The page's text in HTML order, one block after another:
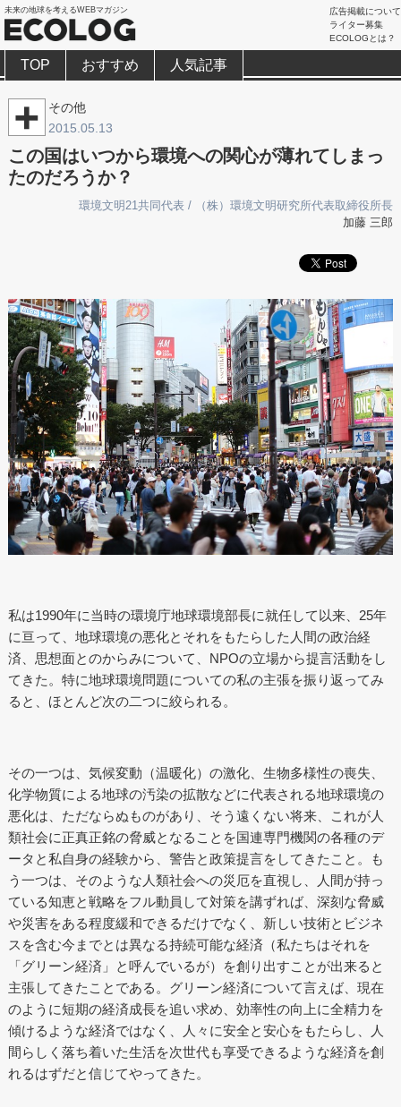
未来の地球を考えるWEBマガジン
広告掲載について
ライター募集
ECOLOGとは？
TOP おすすめ 人気記事
その他
2015.05.13
この国はいつから環境への関心が薄れてしまっ
たのだろうか？
環境文明21共同代表 / （株）環境文明研究所代表取締役所長
加藤 三郎
私は1990年に当時の環境庁地球環境部長に就任して以来、25年
に亘って、地球環境の悪化とそれをもたらした人間の政治経
済、思想面とのからみについて、NPOの立場から提言活動をし
てきた。特に地球環境問題についての私の主張を振り返ってみ
ると、ほとんど次の二つに絞られる。
その一つは、気候変動（温暖化）の激化、生物多様性の喪失、
化学物質による地球の汚染の拡散などに代表される地球環境の
悪化は、ただならぬものがあり、そう遠くない将来、これが人
類社会に正真正銘の脅威となることを国連専門機関の各種のデ
ータと私自身の経験から、警告と政策提言をしてきたこと。も
う一つは、そのような人類社会への災厄を直視し、人間が持っ
ている知恵と戦略をフル動員して対策を講ずれば、深刻な脅威
や災害をある程度緩和できるだけでなく、新しい技術とビジネ
スを含む今までとは異なる持続可能な経済（私たちはそれを
「グリーン経済」と呼んでいるが）を創り出すことが出来ると
主張してきたことである。グリーン経済について言えば、現在
のように短期の経済成長を追い求め、効率性の向上に全精力を
傾けるような経済ではなく、人々に安全と安心をもたらし、人
間らしく落ち着いた生活を次世代も享受できるような経済を創
れるはずだと信じてやってきた。